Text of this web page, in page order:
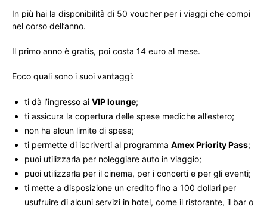
In più hai la disponibilità di 50 voucher per i viaggi che compi
nel corso dell’anno.
Il primo anno è gratis, poi costa 14 euro al mese.
Ecco quali sono i suoi vantaggi:
ti dà l’ingresso ai VIP lounge;
ti assicura la copertura delle spese mediche all’estero;
non ha alcun limite di spesa;
ti permette di iscriverti al programma Amex Priority Pass;
puoi utilizzarla per noleggiare auto in viaggio;
puoi utilizzarla per il cinema, per i concerti e per gli eventi;
ti mette a disposizione un credito fino a 100 dollari per
usufruire di alcuni servizi in hotel, come il ristorante, il bar o